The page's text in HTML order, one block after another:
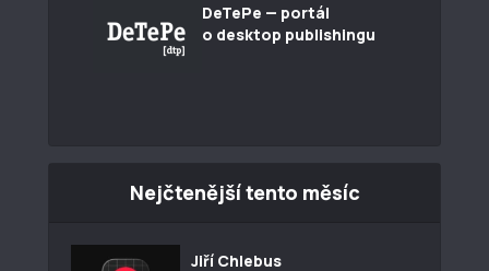
DeTePe — portál
o desktop publishingu
Nejčtenější tento měsíc
Jiří Chlebus